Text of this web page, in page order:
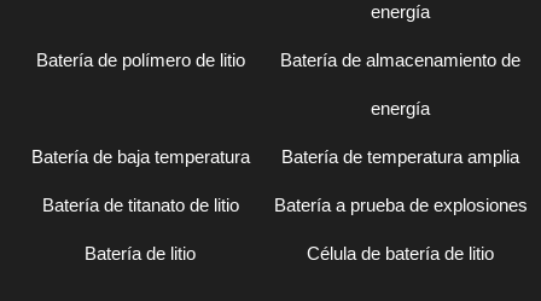
energía
Batería de polímero de litio Batería de almacenamiento de
energía
Batería de baja temperatura Batería de temperatura amplia
Batería de titanato de litio Batería a prueba de explosiones
Batería de litio Célula de batería de litio